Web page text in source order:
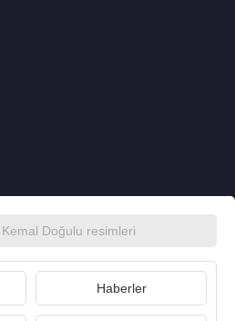
Kemal Doğulu resimleri
Haberler